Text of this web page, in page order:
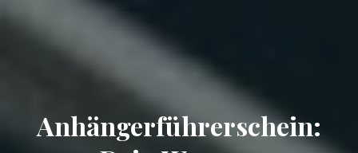
Anhängerführerschein: